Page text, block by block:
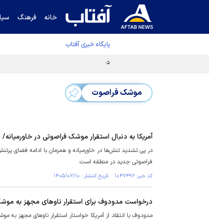
خانه فرهنگ
پایگاه خبری آفتاب
دفتر رهبر انقلاب ادعای خرازی درباره
موشک فراصوت
آمریکا به دنبال استقرار موشک فراصوتی در
در پی تشدید تنش‌ها در خاورمیانه و همزمان با ادامه فضای
فراصوتی جدید در منطقه است.
کد خبر: ۱۰۴۷۴۹۲ تاریخ انتشار : ۱۴۰۵/۰۲/۱۰
درخواست مدودوف برای استقرار ناو‌های مجهز به
مدودوف با انتقاد از آمریکا خواستار استقرار ناو‌های مجهز